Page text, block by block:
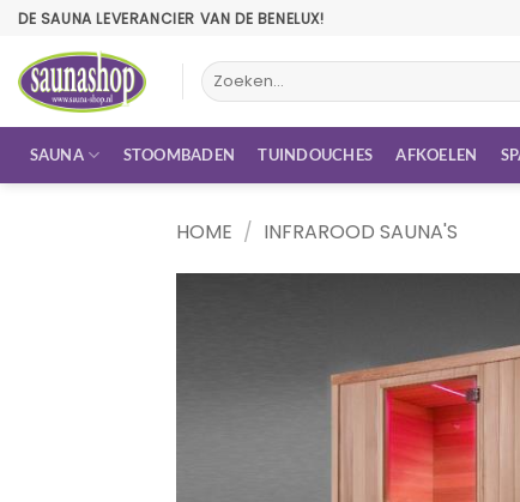
Ga
inhoud
DE SAUNA LEVERANCIER VAN DE BENELUX!
Zoeken
naar:
SAUNA STOOMBADEN TUINDOUCHES AFKOELEN
HOME / INFRAROOD SAUNA'S